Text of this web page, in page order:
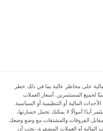
على مخاطر عالية بما في ذلك خطر
لجميع المستثمرين. أسعار العملات
المالية أو التنظيمية أو السياسية.
أبدًا أموالًا لا يمكنك تحمل خسارتها،
مقابل الفروقات والمشتقات مع وضع وضعك
المالية أو العملات المشفرة، يجب أن